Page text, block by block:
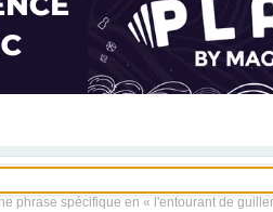
phrase spécifique en « l'entourant de